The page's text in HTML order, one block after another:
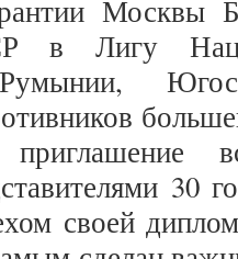
Москвы
в Лигу
Румынии,
30
своей